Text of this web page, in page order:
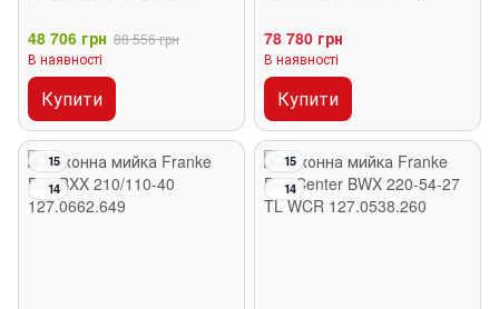
48 706 грн 88 556 грн
В наявності
Купити
78 780 грн
В наявності
Купити
15
14
15
14